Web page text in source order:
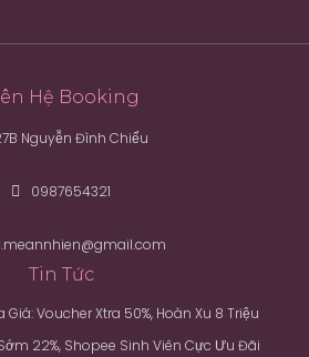
Hệ Booking
Nguyễn Đình Chiểu
0987654321
Tin Tức
Voucher Xtra 50%, Hoàn Xu 8 Triệu
22%, Shopee Sinh Viên Cực Ưu Đãi